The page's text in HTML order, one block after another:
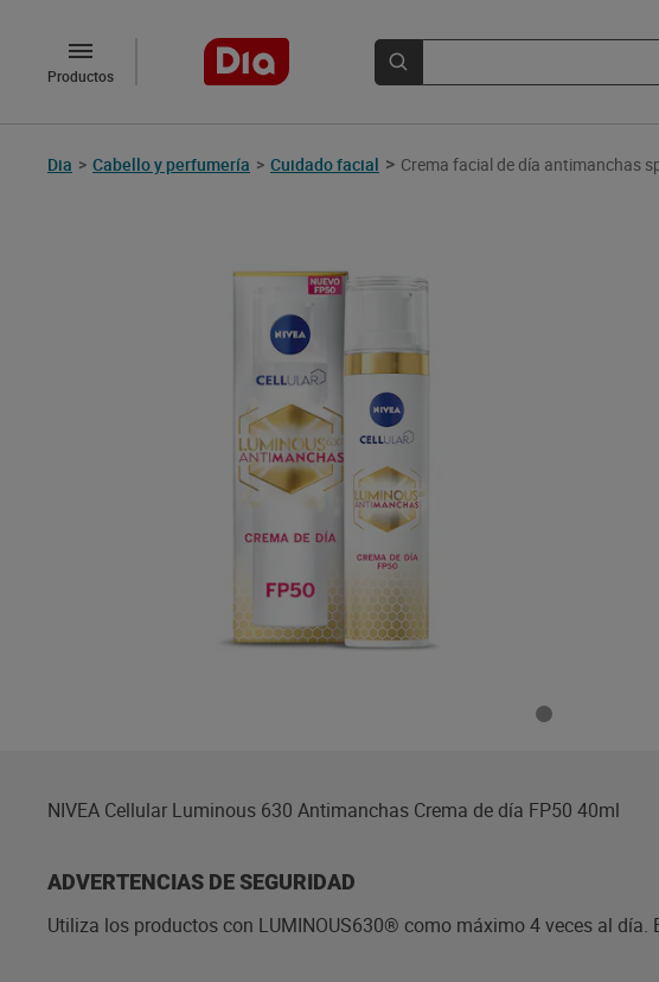
Productos
Dia > Cabello y perfumería > Cuidado facial > Crema facial de día antimanchas
NIVEA Cellular Luminous 630 Antimanchas Crema de día FP50 40ml
ADVERTENCIAS DE SEGURIDAD
Utiliza los productos con LUMINOUS630® como máximo 4 veces al